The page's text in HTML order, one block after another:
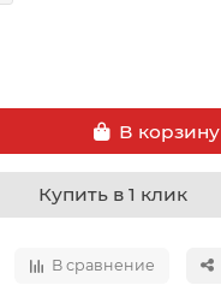
В корзину
Купить в 1 клик
В сравнение